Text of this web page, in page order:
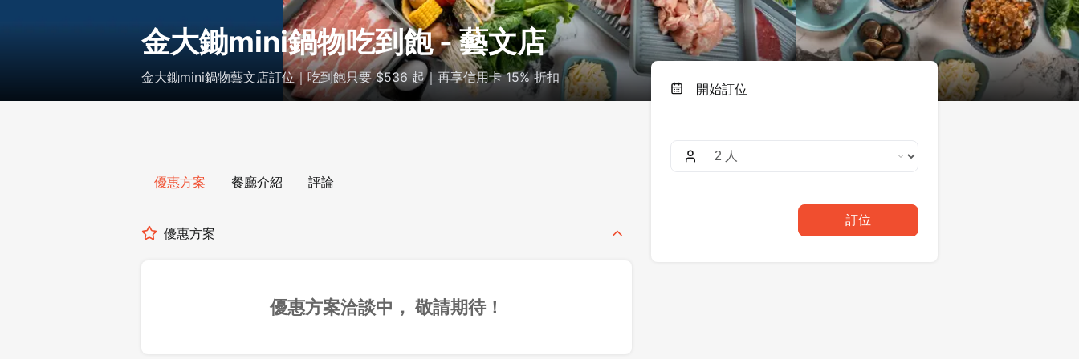
金大鋤mini鍋物吃到飽 - 藝文店
金大鋤mini鍋物藝文店訂位｜吃到飽只要 $536 起｜再享信用卡 15% 折扣
優惠方案 餐廳介紹 評論
優惠方案
優惠方案洽談中， 敬請期待！
開始訂位
訂位